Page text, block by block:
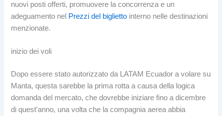
nuovi posti offerti, promuovere la concorrenza e un
adeguamento nel Prezzi del biglietto interno nelle destinazioni
menzionate.
inizio dei voli
Dopo essere stato autorizzato da LATAM Ecuador a volare su
Manta, questa sarebbe la prima rotta a causa della logica
domanda del mercato, che dovrebbe iniziare fino a dicembre
di quest'anno, una volta che la compagnia aerea abbia